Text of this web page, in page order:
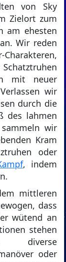
von Sky
Zielort zum
am ehesten
Wir reden
mit neuer
wir
durch die
des lahmen
sammeln wir
Kram
oder
, indem
mittleren
dass
wütend an
stehen
diverse
oder